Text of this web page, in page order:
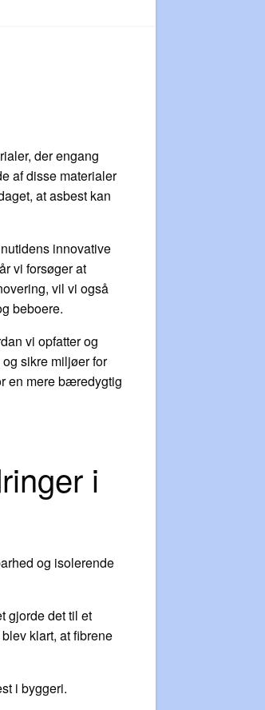
der engang
af disse materialer
at asbest kan
innovative
vi forsøger at
vil vi også
beboere.
vi opfatter og
sikre miljøer for
en mere bæredygtig
i
og isolerende
gjorde det til et
klart, at fibrene
i byggeri.